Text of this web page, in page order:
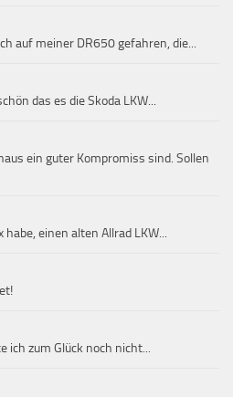
auf meiner DR650 gefahren, die...
das es die Skoda LKW...
ein guter Kompromiss sind. Sollen
einen alten Allrad LKW...
ich zum Glück noch nicht...